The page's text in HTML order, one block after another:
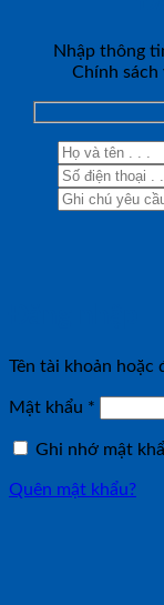
Nhập thông
Chính
Tên tài khoản hoặc
Mật khẩu *
Ghi nhớ mật
Quên mật khẩu?